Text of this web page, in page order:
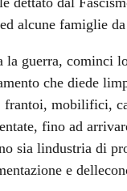
alcune famiglie
la guerra, cominci
che diede
mobilifici,
fino ad
sia lindustria di
e